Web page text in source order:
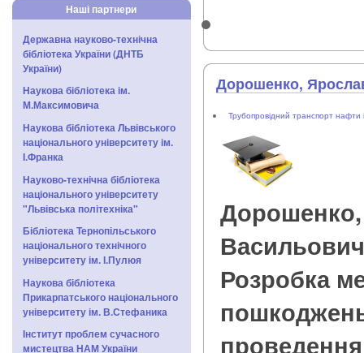
Наші партнери
Державна науково-технічна
бібліотека України (ДНТБ
України)
Наукова бібліотека ім.
М.Максимовича
Наукова бібліотека Львівського
національного університету ім.
І.Франка
Науково-технічна бібліотека
національного університету
"Львівська політехніка"
Бібліотека Тернопільського
національного технічного
університету ім. І.Пулюя
Наукова бібліотека
Прикарпатського національного
університету ім. В.Стефаника
Інститут проблем сучасного
мистецтва НАМ України
Дорошенко,
Трубопровідний транспорт
Васильович
Розробка